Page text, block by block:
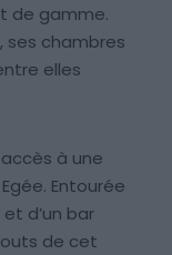
de gamme.
ses chambres
elles
à une
Entourée
d’un bar
de cet